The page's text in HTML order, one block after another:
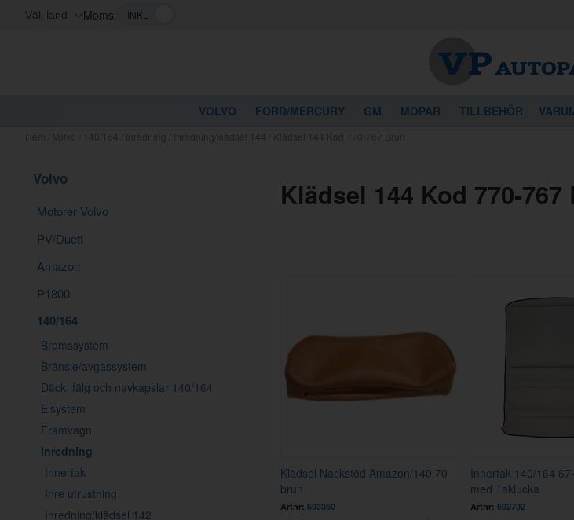
Välj land Moms:
VOLVO FORD/MERCURY GM MOPAR TILLBEHÖR
Volvo
Motorer Volvo
PV/Duett
Amazon
P1800
140/164
Bromssystem
Bränsle/avgassystem
Däck, fälg och navkapslar 140/164
Elsystem
Framvagn
Inredning
Innertak
Inre utrustning
Inredning/klädsel 142
Klädsel 144 Kod 770-767
Klädsel Nackstöd Amazon/140 70
brun
Artnr: 693360
Innertak 140/164
med Taklucka
Artnr: 692702